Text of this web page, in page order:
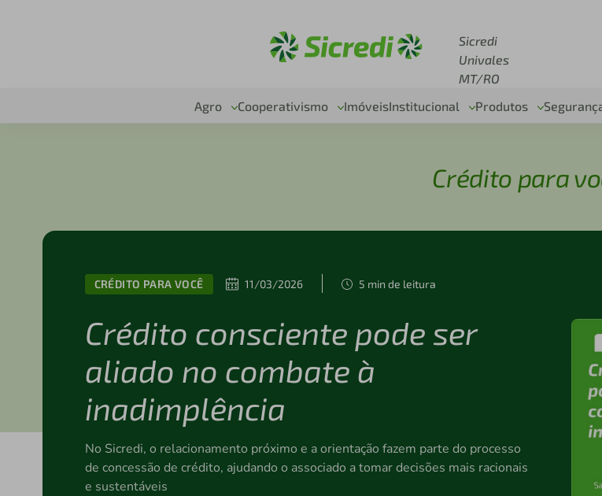
Sicredi
Univales
MT/RO
Agro
Cooperativismo ImóveisInstitucional Produtos
Crédito para
CRÉDITO PARA VOCÊ 11/03/2026 5 min de leitura
Crédito consciente pode ser
aliado no combate à
inadimplência
No Sicredi, o relacionamento próximo e a orientação fazem parte do processo
de concessão de crédito, ajudando o associado a tomar decisões mais racionais
e sustentáveis